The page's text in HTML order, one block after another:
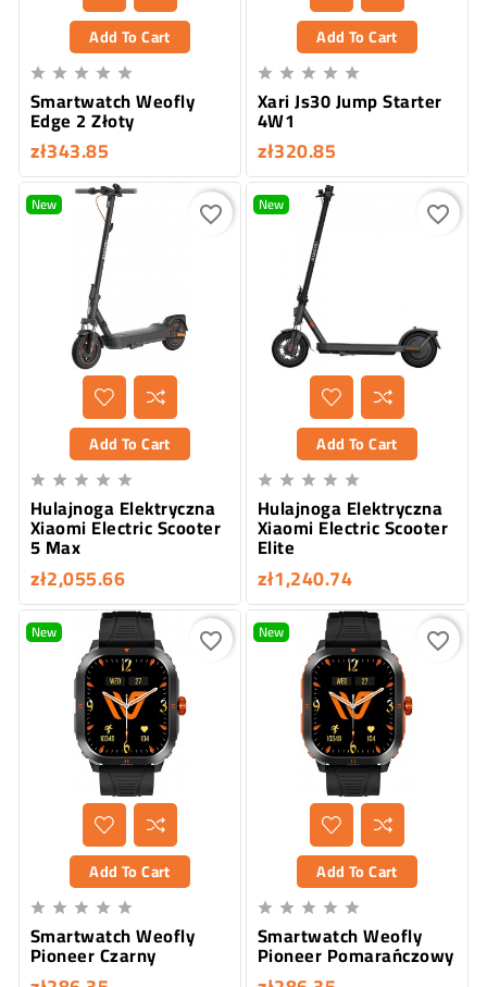
Add To Cart
    
Smartwatch Weofly
Edge 2 Złoty
zł343.85
Add To Cart
    
Xari Js30 Jump Starter
4W1
zł320.85
New
Add To Cart
    
Hulajnoga Elektryczna
Xiaomi Electric Scooter
5 Max
zł2,055.66
favorite_border New
Add To Cart
    
Hulajnoga Elektryczna
Xiaomi Electric Scooter
Elite
zł1,240.74
favorite_border
New
Add To Cart
    
Smartwatch Weofly
Pioneer Czarny
favorite_border New
Add To Cart
    
Smartwatch Weofly
Pioneer Pomarańczowy
favorite_border